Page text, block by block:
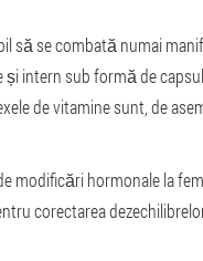
să se combată numai
intern sub formă de
de vitamine sunt, de
modificări hormonale la
corectarea